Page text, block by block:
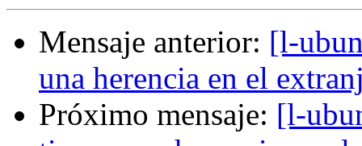
Mensaje anterior: [l-
una herencia en el
Próximo mensaje: [l-